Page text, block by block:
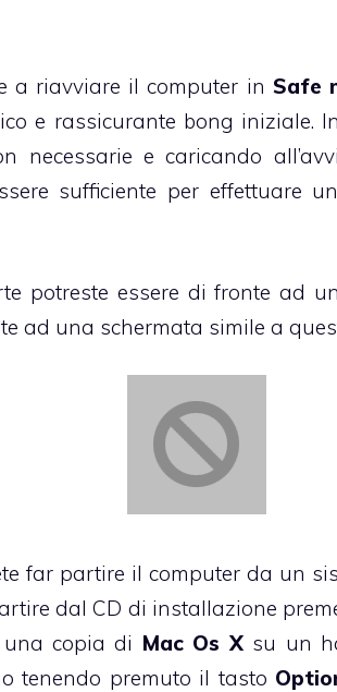
a riavviare il computer in Safe
e rassicurante bong iniziale.
necessarie e caricando
sufficiente per effettuare un
potreste essere di fronte ad
ad una schermata simile a
far partire il computer da un
dal CD di installazione
copia di Mac Os Xsu un
tenendo premuto il tasto